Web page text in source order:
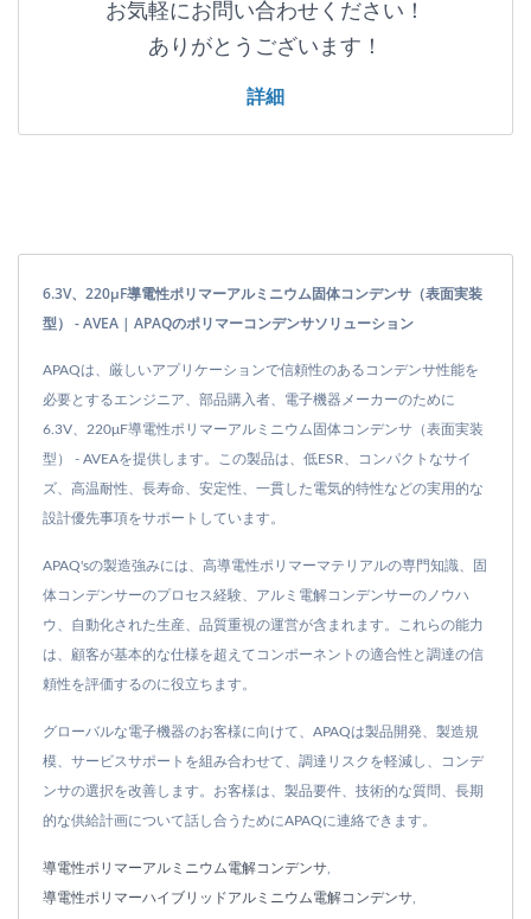
お気軽にお問い合わせください！
ありがとうございます！
詳細
6.3V、220μF導電性ポリマーアルミニウム固体コンデンサ（表面実装
型） - AVEA | APAQのポリマーコンデンサソリューション
APAQは、厳しいアプリケーションで信頼性のあるコンデンサ性能を
必要とするエンジニア、部品購入者、電子機器メーカーのために
6.3V、220μF導電性ポリマーアルミニウム固体コンデンサ（表面実装
型） - AVEAを提供します。この製品は、低ESR、コンパクトなサイ
ズ、高温耐性、長寿命、安定性、一貫した電気的特性などの実用的な
設計優先事項をサポートしています。
APAQ'sの製造強みには、高導電性ポリマーマテリアルの専門知識、固
体コンデンサーのプロセス経験、アルミ電解コンデンサーのノウハ
ウ、自動化された生産、品質重視の運営が含まれます。これらの能力
は、顧客が基本的な仕様を超えてコンポーネントの適合性と調達の信
頼性を評価するのに役立ちます。
グローバルな電子機器のお客様に向けて、APAQは製品開発、製造規
模、サービスサポートを組み合わせて、調達リスクを軽減し、コンデ
ンサの選択を改善します。お客様は、製品要件、技術的な質問、長期
的な供給計画について話し合うためにAPAQに連絡できます。
導電性ポリマーアルミニウム電解コンデンサ,
導電性ポリマーハイブリッドアルミニウム電解コンデンサ,